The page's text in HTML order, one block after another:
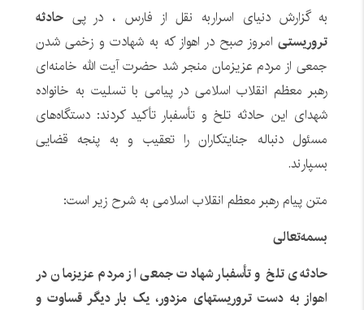
به گزارش دنیای اسراربه نقل از فارس ، در پیحادثه
تروریستیامروز صبح در اهواز که به شهادت و زخمی شدن
جمعی از مردم عزیزمان منجر شد حضرت آیت الله خامنه‌ای
رهبر معظم انقلاب اسلامی در پیامی با تسلیت به خانواده
شهدای این حادثه تلخ و تأسفبار تأکید کردند: دستگاه‌های
مسئول دنباله جنایتکاران را تعقیب و به پنجه قضایی
بسپارند.
متن پیام رهبر معظم انقلاب اسلامی به شرح زیر است:
بسمه‌تعالی
حادثه‌ی تلخ و تأسفبار شهادت جمعی از مردم عزیزمان در
اهواز به دست تروریستهای مزدور، یک بار دیگر قساوت و